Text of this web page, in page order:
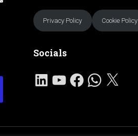
Privacy Policy Cookie Policy
Socials
L
N
Y
O
F
A
K
W
H
A
P
X